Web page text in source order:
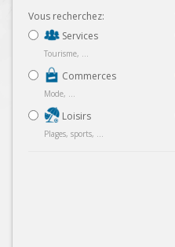
Vous recherchez:
Services
Tourisme, ...
Commerces
Mode, ...
Loisirs
Plages, sports, ...